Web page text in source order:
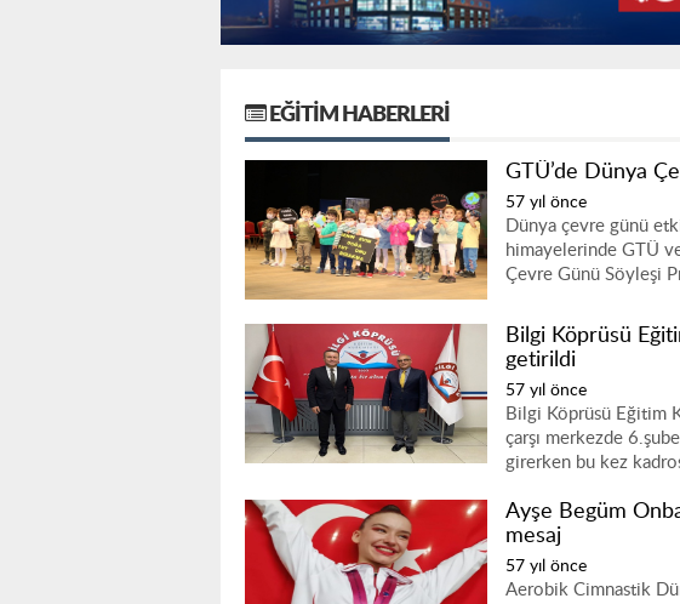
EĞITIM HABERLERI
GTÜ’de Dünya
57 yıl önce
Dünya çevre günü
himayelerinde GTÜ
Çevre Günü Söyleşi
Bilgi Köprüsü
getirildi
57 yıl önce
Bilgi Köprüsü Eğitim
çarşı merkezde
girerken bu kez
Ayşe Begüm
mesaj
57 yıl önce
Aerobik Cimnastik